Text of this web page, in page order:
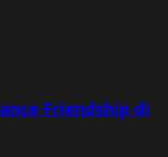
Friendship di